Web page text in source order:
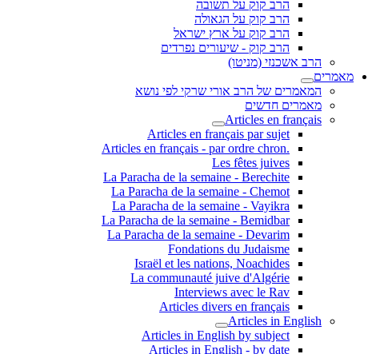
הרב קוק על תשובה
הרב קוק על הגאולה
הרב קוק על ארץ ישראל
הרב קוק - שיעורים נפרדים
הרב אשכנזי (מניטו)
מאמרים
המאמרים של הרב אורי שרקי לפי נושא
מאמרים חדשים
Articles en français
Articles en français par sujet
.Articles en français - par ordre chron
Les fêtes juives
La Paracha de la semaine - Berechite
La Paracha de la semaine - Chemot
La Paracha de la semaine - Vayikra
La Paracha de la semaine - Bemidbar
La Paracha de la semaine - Devarim
Fondations du Judaisme
Israël et les nations, Noachides
La communauté juive d'Algérie
Interviews avec le Rav
Articles divers en français
Articles in English
Articles in English by subject
Articles in English - by date